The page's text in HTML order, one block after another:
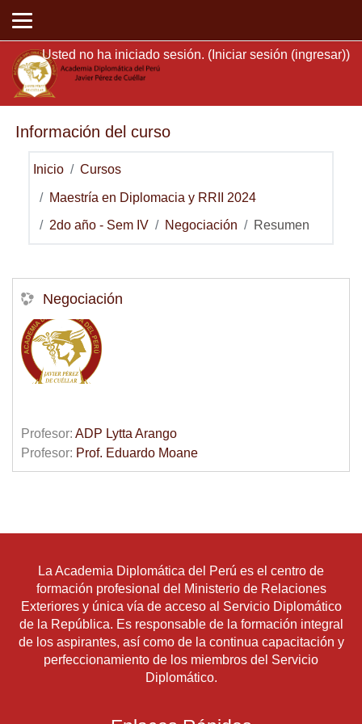
Usted no ha iniciado sesión. ( Iniciar sesión (ingresar))
Información del curso
Inicio Cursos
Maestría en Diplomacia y RRII 2024
2do año - Sem IV Negociación Resumen
Negociación
Profesor: ADP Lytta Arango
Profesor: Prof. Eduardo Moane
La Academia Diplomática del Perú es el centro de
formación profesional del Ministerio de Relaciones
Exteriores y única vía de acceso al Servicio Diplomático
de la República. Es responsable de la formación integral
de los aspirantes, así como de la continua capacitación y
perfeccionamiento de los miembros del Servicio
Diplomático.